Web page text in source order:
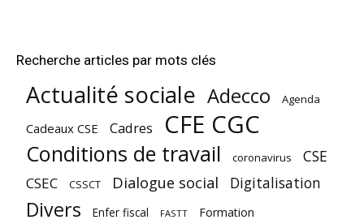
Recherche articles par mots clés
Actualité sociale Adecco Agenda
Cadeaux CSE Cadres CFE CGC
Conditions de travail coronavirus CSE
CSEC CSSCT Dialogue social Digitalisation
Divers Enfer fiscal FASTT Formation